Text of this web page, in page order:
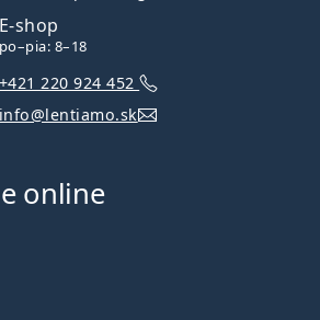
E-shop
po–pia: 8–18
+421 220 924 452
info@lentiamo.sk
online